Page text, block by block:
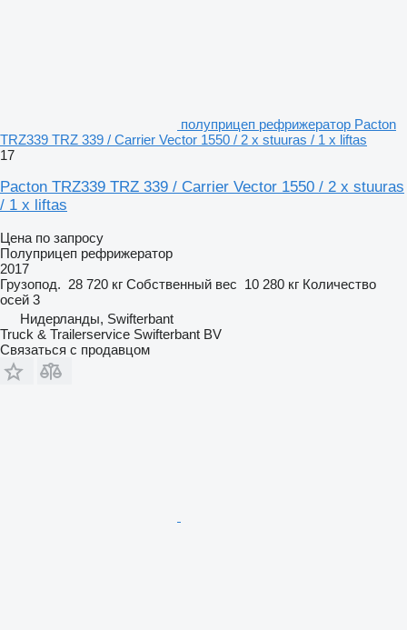
полуприцеп рефрижератор Pacton
TRZ339 TRZ 339 / Carrier Vector 1550 / 2 x stuuras / 1 x liftas
17
Pacton TRZ339 TRZ 339 / Carrier Vector 1550 / 2 x stuuras
/ 1 x liftas
Цена по запросу
Полуприцеп рефрижератор
2017
Грузопод. 28 720 кг Собственный вес 10 280 кг Количество
осей 3
Нидерланды, Swifterbant
Truck & Trailerservice Swifterbant BV
Связаться с продавцом